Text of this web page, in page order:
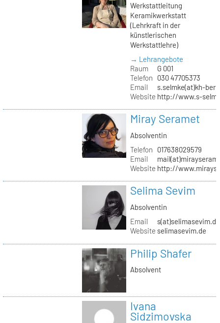
Werkstattleitung
Keramikwerkstatt
(Lehrkraft in der
künstlerischen
Werkstattlehre)
→ Lehrangebote
Raum
G 001
Telefon
030 47705373
Email
s.selmke(at)kh-
Website http://www.s-
Miray Seramet
Absolventin
Telefon
017638029579
Email
Website http://
Selima Sevim
Absolventin
Email
s(at)selimasevim.de
Website selimasevim.de
Philip Shafer
Absolvent
Ivana
Sidzimovska